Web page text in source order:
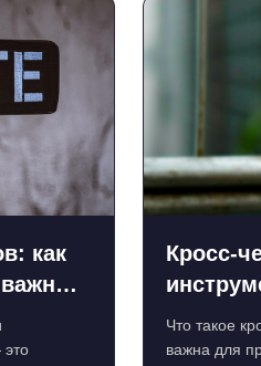
как
важны
Кросс-
Что такое
важна для